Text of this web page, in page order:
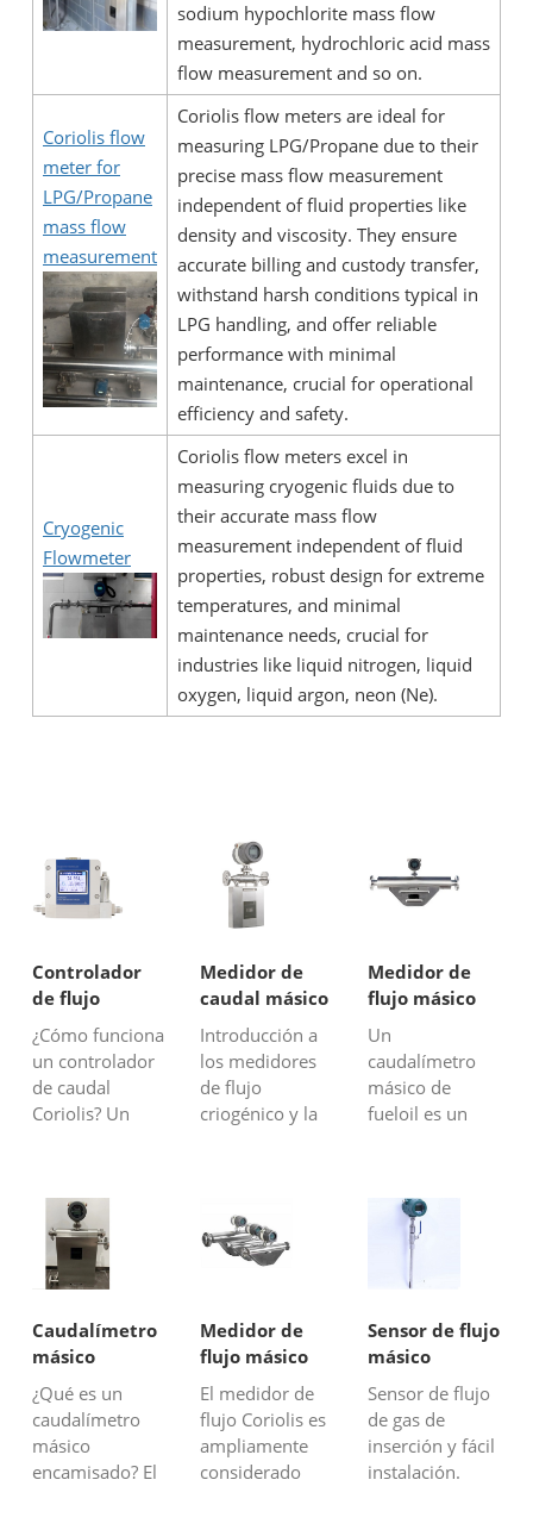
sodium hypochlorite mass flow
measurement, hydrochloric acid mass
flow measurement and so on.
Coriolis flow
meter for
LPG/Propane
mass flow
measurement
Coriolis flow meters are ideal for
measuring LPG/Propane due to their
precise mass flow measurement
independent of fluid properties like
density and viscosity. They ensure
accurate billing and custody transfer,
withstand harsh conditions typical in
LPG handling, and offer reliable
performance with minimal
maintenance, crucial for operational
efficiency and safety.
Cryogenic
Flowmeter
Coriolis flow meters excel in
measuring cryogenic fluids due to
their accurate mass flow
measurement independent of fluid
properties, robust design for extreme
temperatures, and minimal
maintenance needs, crucial for
industries like liquid nitrogen, liquid
oxygen, liquid argon, neon (Ne).
Controlador
de flujo
Coriolis
¿Cómo funciona
un controlador
de caudal
Coriolis? Un
es una
herramienta
sofisticada para
la gestión de
fluidos.
Combina las
capacidades de
caudalímetro
Coriolis con l...
Medidor de
caudal másico
de nitrógeno
líquido
Introducción a
los medidores
de flujo
criogénico y la
líquido¿Por qué
es necesario un
medidor de
para la
medición del
flujo másico de
nitrógeno...
Medidor de
flujo másico
de fueloil
Un
caudalímetro
másico de
fueloil es un
diseñado
específicamente
para medir el
caudal másico
de fueloil en
una tubería o
sistema de
caudalímetro
Coriolis es un
tipo de...
Caudalímetro
másico
encamisado
¿Qué es un
caudalímetro
másico
encamisado? El
Medidor de
flujo másico
líquido:
medidor de
flujo Coriolis
El medidor de
flujo Coriolis es
ampliamente
considerado
Sensor de flujo
másico
térmico de
tipo inserción
Sensor de flujo
de gas de
inserción y fácil
instalación.